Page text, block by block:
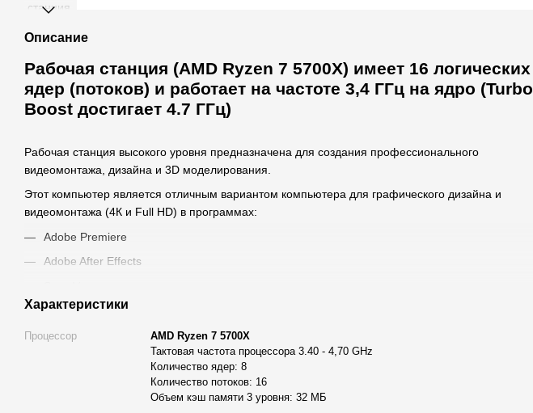
Описание
Рабочая станция (AMD Ryzen 7 5700X) имеет 16 логических
ядер (потоков) и работает на частоте 3,4 ГГц на ядро (Turbo
Boost достигает 4.7 ГГц)
Рабочая станция высокого уровня предназначена для создания профессионального
видеомонтажа, дизайна и 3D моделирования.
Этот компьютер является отличным вариантом компьютера для графического дизайна и
видеомонтажа (4К и Full HD) в программах:
Adobe Premiere
Adobe After Effects
Также рабочая станция АLFA SERVER подходит для работы с Blender, Maya и Cinema 4D и
Графическая станция собрана из современных комплектующих, обеспечивающих надежную
работу при серьезных вычислительных процессах.
Высокую производительность рабочей станции обеспечивают:
Характеристики
Процессор
AMD Ryzen 7 5700X
Тактовая частота процессора 3.40 - 4,70 GHz
Количество ядер: 8
Количество потоков: 16
Объем кэш памяти 3 уровня: 32 МБ